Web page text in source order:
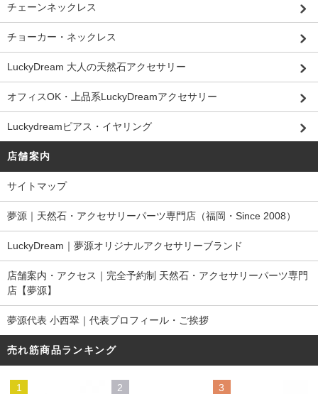
チェーンネックレス
チョーカー・ネックレス
LuckyDream 大人の天然石アクセサリー
オフィスOK・上品系LuckyDreamアクセサリー
Luckydreamピアス・イヤリング
店舗案内
サイトマップ
夢源｜天然石・アクセサリーパーツ専門店（福岡・Since 2008）
LuckyDream｜夢源オリジナルアクセサリーブランド
店舗案内・アクセス｜完全予約制 天然石・アクセサリーパーツ専門
店【夢源】
夢源代表 小西翠｜代表プロフィール・ご挨拶
売れ筋商品ランキング
1 2 3